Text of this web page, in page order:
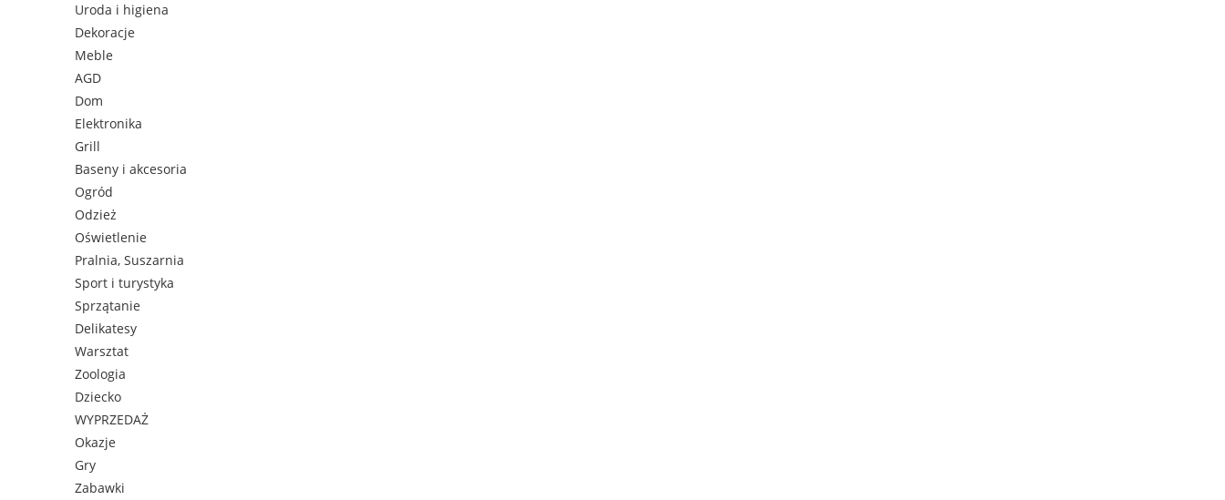
Uroda i higiena
Dekoracje
Meble
AGD
Dom
Elektronika
Grill
Baseny i akcesoria
Ogród
Odzież
Oświetlenie
Pralnia, Suszarnia
Sport i turystyka
Sprzątanie
Delikatesy
Warsztat
Zoologia
Dziecko
WYPRZEDAŻ
Okazje
Gry
Zabawki